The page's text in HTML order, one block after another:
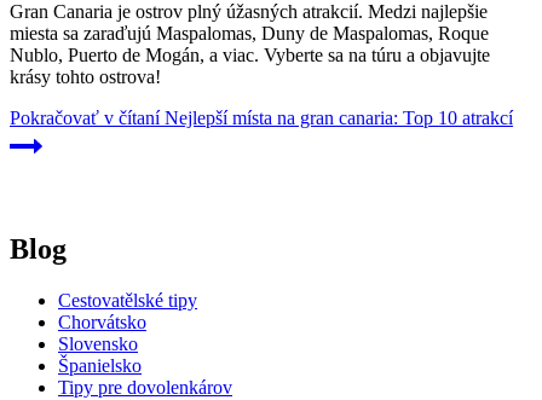
Gran Canaria je ostrov plný úžasných atrakcií. Medzi najlepšie
miesta sa zaraďujú Maspalomas, Duny de Maspalomas, Roque
Nublo, Puerto de Mogán, a viac. Vyberte sa na túru a objavujte
krásy tohto ostrova!
Pokračovať v čítaníNejlepší místa na gran canaria: Top 10 atrakcí
Blog
Cestovatělské tipy
Chorvátsko
Slovensko
Španielsko
Tipy pre dovolenkárov